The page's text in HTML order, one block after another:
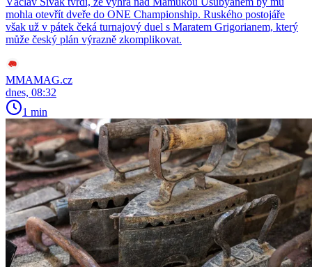
mohla otevřít dveře do ONE Championship. Ruského postojáře
však už v pátek čeká turnajový duel s Maratem Grigorianem, který
může český plán výrazně zkomplikovat.
MMAMAG.cz
dnes, 08:32
1 min